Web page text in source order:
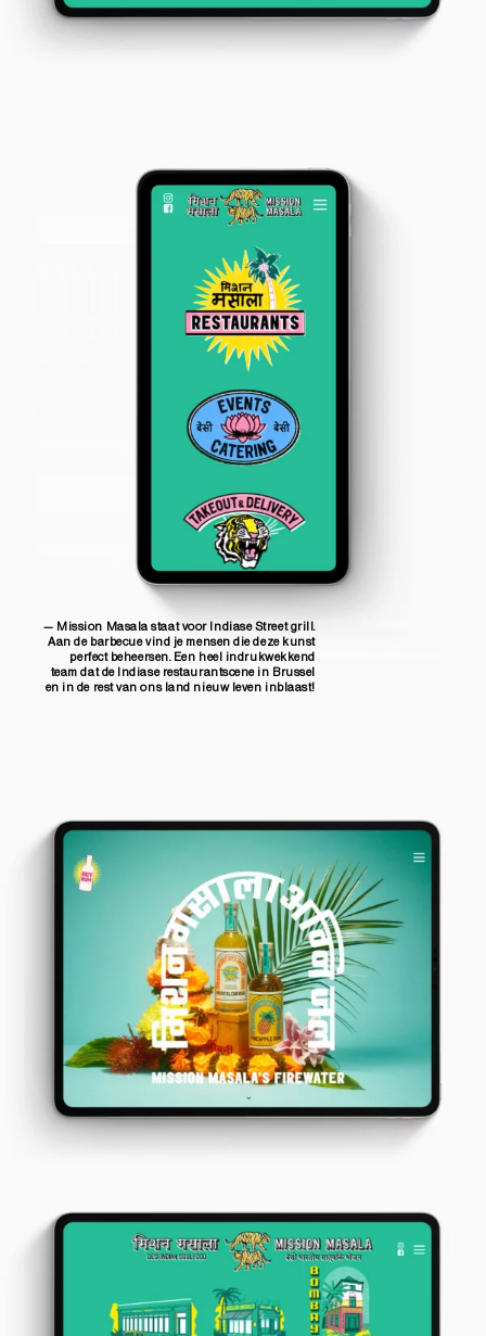
— Mission Masala staat voor Indiase Street grill.
Aan de barbecue vind je mensen die deze kunst
perfect beheersen. Een heel indrukwekkend
team dat de Indiase restaurantscene in Brussel
en in de rest van ons land nieuw leven inblaast!